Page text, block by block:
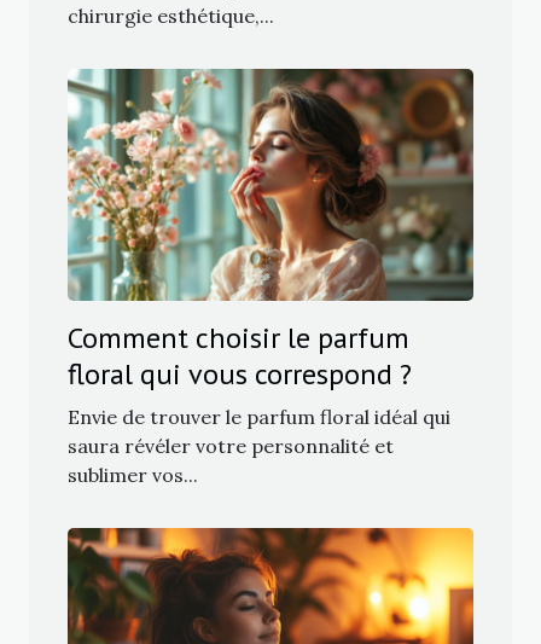
chirurgie esthétique,...
Comment choisir le parfum
floral qui vous correspond ?
Envie de trouver le parfum floral idéal qui
saura révéler votre personnalité et
sublimer vos...